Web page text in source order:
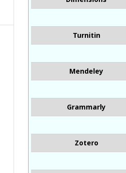
Turnitin
Mendeley
Grammarly
Zotero